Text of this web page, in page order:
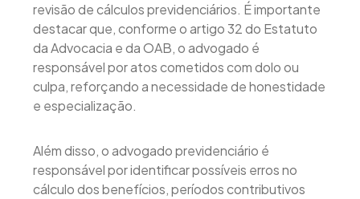
revisão de cálculos previdenciários. É importante
destacar que, conforme o artigo 32 do Estatuto
da Advocacia e da OAB, o advogado é
responsável por atos cometidos com dolo ou
culpa, reforçando a necessidade de honestidade
e especialização.
Além disso, o advogado previdenciário é
responsável por identificar possíveis erros no
cálculo dos benefícios, períodos contributivos